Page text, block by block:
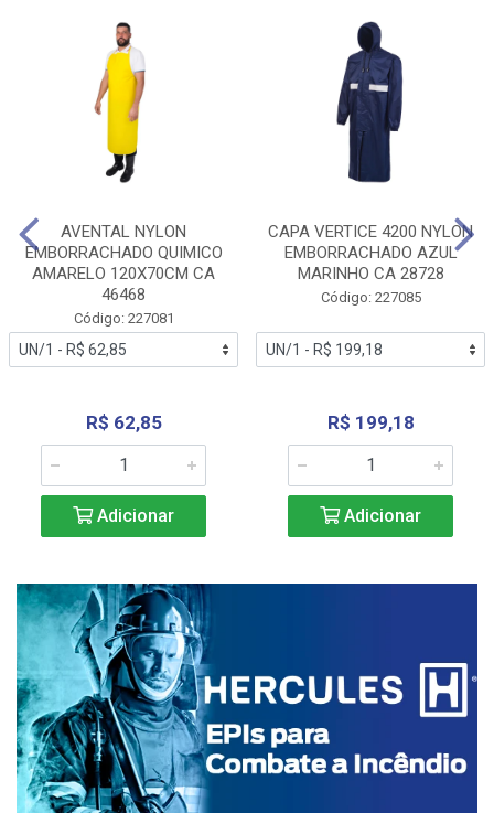
AVENTAL NYLON
EMBORRACHADO QUIMICO
AMARELO 120X70CM CA
46468
Código: 227081
R$ 62,85
Adicionar
CAPA VERTICE 4200 NYLON
EMBORRACHADO AZUL
MARINHO CA 28728
Código: 227085
R$ 199,18
Adicionar